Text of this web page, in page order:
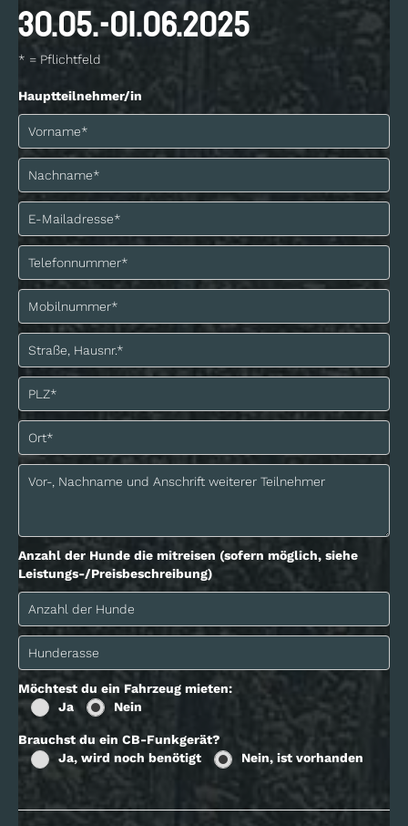
30.05.-01.06.2025
* = Pflichtfeld
Hauptteilnehmer/in
Anzahl der Hunde die mitreisen (sofern möglich, siehe
Leistungs-/Preisbeschreibung)
Möchtest du ein Fahrzeug mieten:
Ja
Nein
Brauchst du ein CB-Funkgerät?
Ja, wird noch benötigt
Nein, ist vorhanden